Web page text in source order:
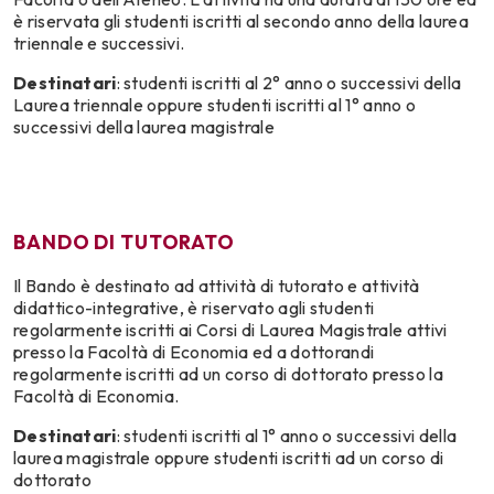
è riservata gli studenti iscritti al secondo anno della laurea
triennale e successivi.
Destinatari: studenti iscritti al 2° anno o successivi della
Laurea triennale oppure studenti iscritti al 1° anno o
successivi della laurea magistrale
BANDO DI TUTORATO
Il Bando è destinato ad attività di tutorato e attività
didattico-integrative, è riservato agli studenti
regolarmente iscritti ai Corsi di Laurea Magistrale attivi
presso la Facoltà di Economia ed a dottorandi
regolarmente iscritti ad un corso di dottorato presso la
Facoltà di Economia.
Destinatari: studenti iscritti al 1° anno o successivi della
laurea magistrale oppure studenti iscritti ad un corso di
dottorato